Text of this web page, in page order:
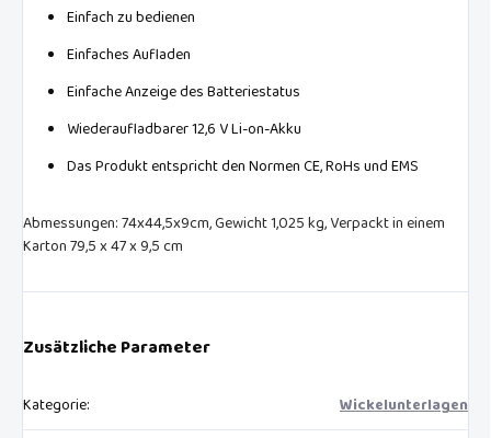
Einfach zu bedienen
Einfaches Aufladen
Einfache Anzeige des Batteriestatus
Wiederaufladbarer 12,6 V Li-on-Akku
Das Produkt entspricht den Normen CE, RoHs und EMS
Abmessungen: 74x44,5x9cm, Gewicht 1,025 kg, Verpackt in einem
Karton 79,5 x 47 x 9,5 cm
Zusätzliche Parameter
Kategorie:
Wickelunterlagen